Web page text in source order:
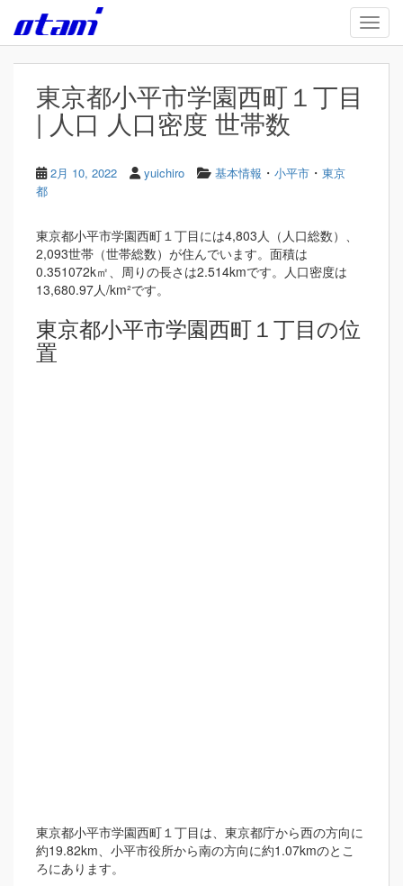
Skip to main content
東京都小平市学園西町１丁目
| 人口 人口密度 世帯数
2月 10, 2022 yuichiro 基本情報 ・ 小平市 ・ 東京
都
東京都小平市学園西町１丁目には4,803人（人口総数）、
2,093世帯（世帯総数）が住んでいます。面積は
0.351072k㎡、周りの長さは2.514kmです。人口密度は
13,680.97人/km²です。
東京都小平市学園西町１丁目の位
置
東京都小平市学園西町１丁目は、東京都庁から西の方向に
約19.82km、小平市役所から南の方向に約1.07kmのとこ
ろにあります。